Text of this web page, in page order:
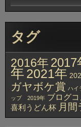
タグ
2016年 2017
年 2021年
ガヤボケ賞 ハイ
ップ 2019年 ブログ
喜利うどん杯 月間